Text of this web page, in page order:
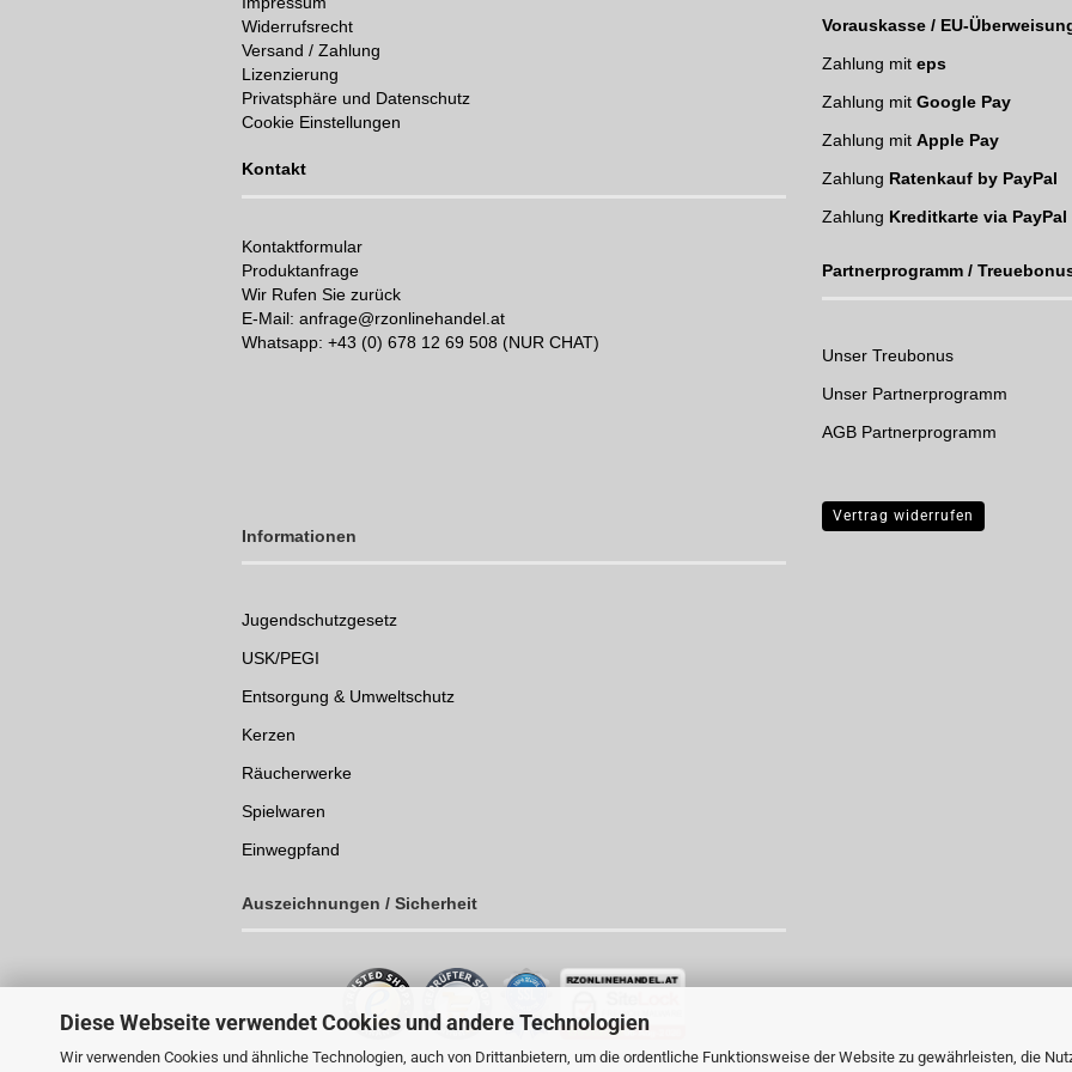
Diese Webseite verwendet Cookies und andere Technologien
Wir verwenden Cookies und ähnliche Technologien, auch von Drittanbietern, um die ordentliche Funktionsweise der Website zu gewährleisten, die
Widerrufsrecht
Versand / Zahlung
Lizenzierung
Privatsphäre und Datenschutz
Cookie Einstellungen
Kontakt
Kontaktformular
Produktanfrage
Wir Rufen Sie zurück
E-Mail: anfrage@rzonlinehandel.at
Whatsapp: +43 (0) 678 12 69 508 (NUR CHAT)
Vorauskasse / EU-
Zahlung mit eps
Zahlung mit Google Pay
Zahlung mit Apple Pay
Zahlung Ratenkauf by PayPal
Zahlung Kreditkarte via PayPal
Partnerprogramm /
Unser Treubonus
Unser Partnerprogramm
AGB Partnerprogramm
Informationen
Jugendschutzgesetz
USK/PEGI
Entsorgung & Umweltschutz
Kerzen
Räucherwerke
Spielwaren
Einwegpfand
Auszeichnungen / Sicherheit
Vertrag widerrufen